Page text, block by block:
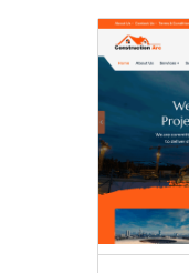
Holiday